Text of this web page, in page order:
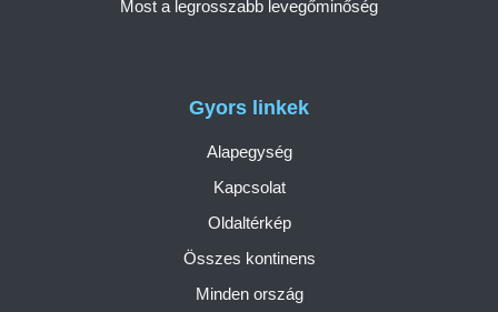
Gyors linkek
Alapegység
Kapcsolat
Oldaltérkép
Összes kontinens
Minden ország
Most a legrosszabb levegőminőség